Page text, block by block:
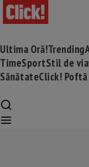
Ultima Oră!Trending
TimeSportStil de
SănătateClick! Poftă